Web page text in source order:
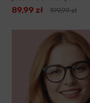
89,99 zł 199,99 zł